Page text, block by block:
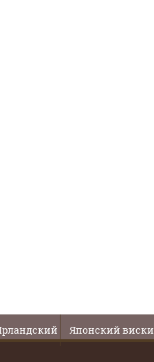
Японский виски